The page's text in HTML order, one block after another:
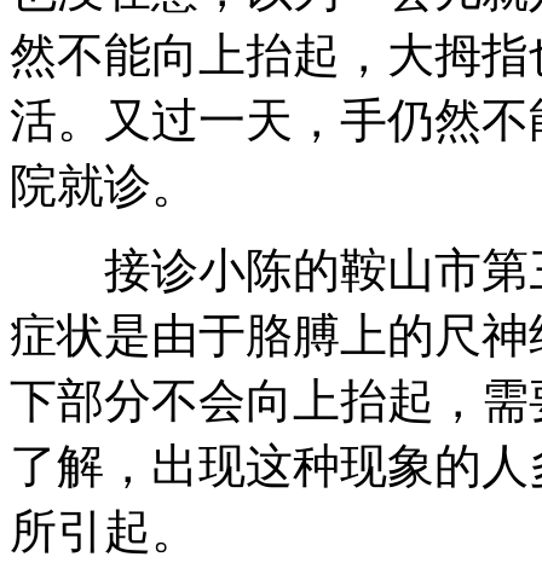
然不能向上抬起，大拇
活。又过一天，手仍然
院就诊。
接诊小陈的鞍山市第
症状是由于胳膊上的尺
下部分不会向上抬起，
了解，出现这种现象的
所引起。